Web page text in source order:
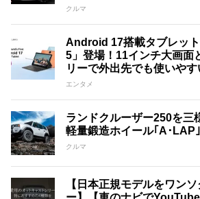
クルマ
Android 17搭載タブレッ
5」登場！11インチ大画面
リーで外出先でも使いやす
エンタメ
ランドクルーザー250を三
軽量鍛造ホイール｢A･LAP
クルマ
【日本正規モデルをワン